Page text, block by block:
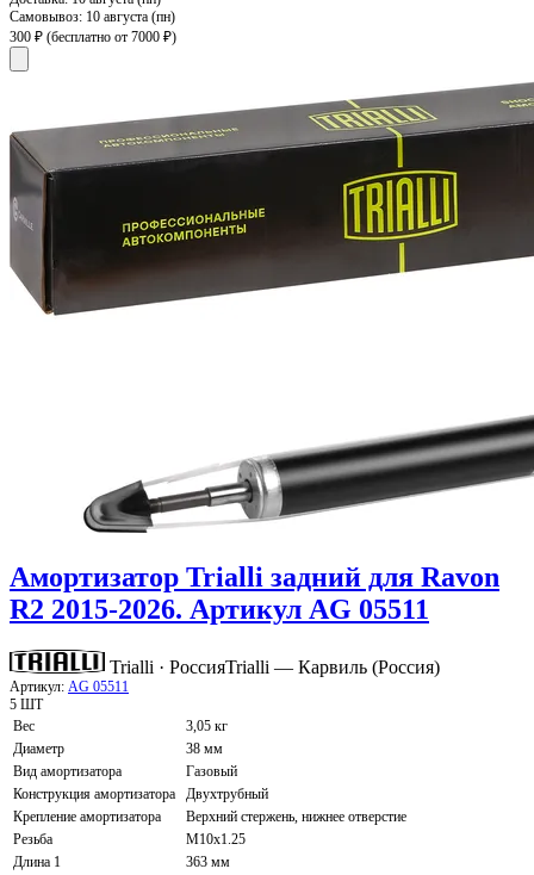
Самовывоз: 10 августа (пн)
300 ₽ (бесплатно от 7000 ₽)
Амортизатор Trialli задний для Ravon
R2 2015-2026. Артикул AG 05511
Trialli · РоссияTrialli — Карвиль (Россия)
Артикул: AG 05511
5 ШТ
Вес
3,05 кг
Диаметр
38 мм
Вид амортизатора
Газовый
Конструкция амортизатора
Двухтрубный
Крепление амортизатора
Верхний стержень, нижнее отверстие
Резьба
M10x1.25
Длина 1
363 мм